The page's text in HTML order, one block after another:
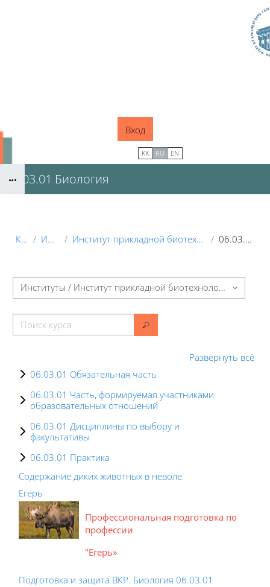
Вход
KK RU EN
06.03.01 Биология
Курсы Институты Институт прикладной биотехнологии и ветеринарной медицины 06.03.01 Биология
Категории курсов
Поиск курса
Поиск курса
Развернуть всё
06.03.01 Обязательная часть
06.03.01 Часть, формируемая участниками
образовательных отношений
06.03.01 Дисциплины по выбору и
факультативы
06.03.01 Практика
Содержание диких животных в неволе
Егерь
Профессиональная подготовка по
профессии
"Егерь»
Подготовка и защита ВКР. Биология 06.03.01